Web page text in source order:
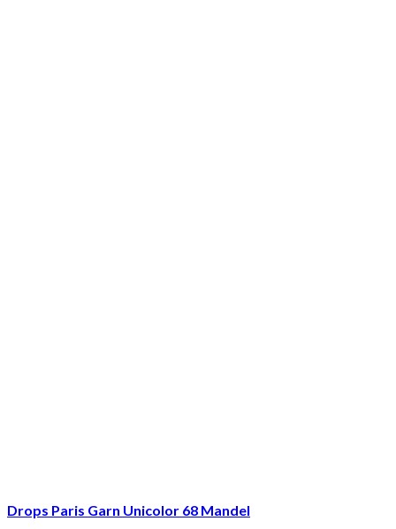
Drops Paris Garn Unicolor 68 Mandel